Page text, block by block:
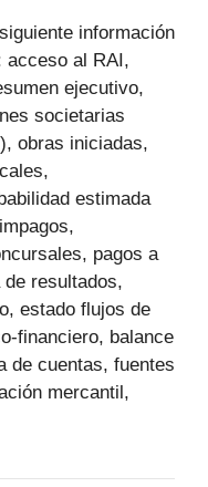
información
acceso al RAI,
ejecutivo,
societarias
obras iniciadas,
estimada
pagos a
resultados,
estado flujos de
financiero, balance
de cuentas, fuentes
mercantil,